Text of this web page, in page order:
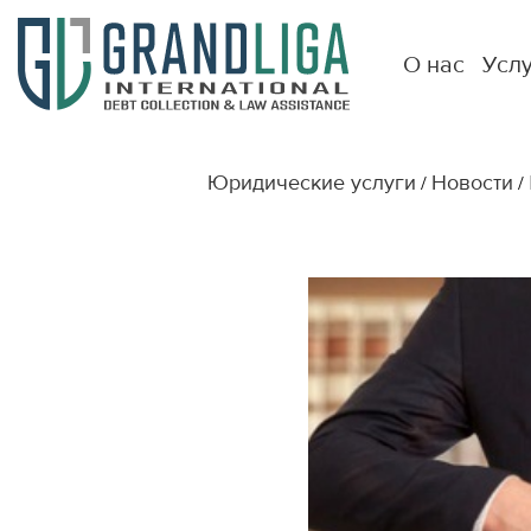
О нас
Юридические услуги / Новости /